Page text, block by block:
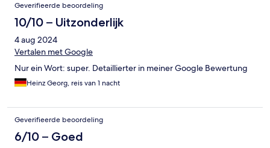
Geverifieerde beoordeling
10/10 – Uitzonderlijk
4 aug 2024
Vertalen met Google
Nur ein Wort: super. Detaillierter in meiner Google Bewertung
Heinz Georg, reis van 1 nacht
Geverifieerde beoordeling
6/10 – Goed